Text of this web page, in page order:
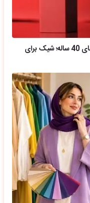
ایده آل ترین رنگ های رژ لب مناسب خانم های 40 ساله؛ شیک برای